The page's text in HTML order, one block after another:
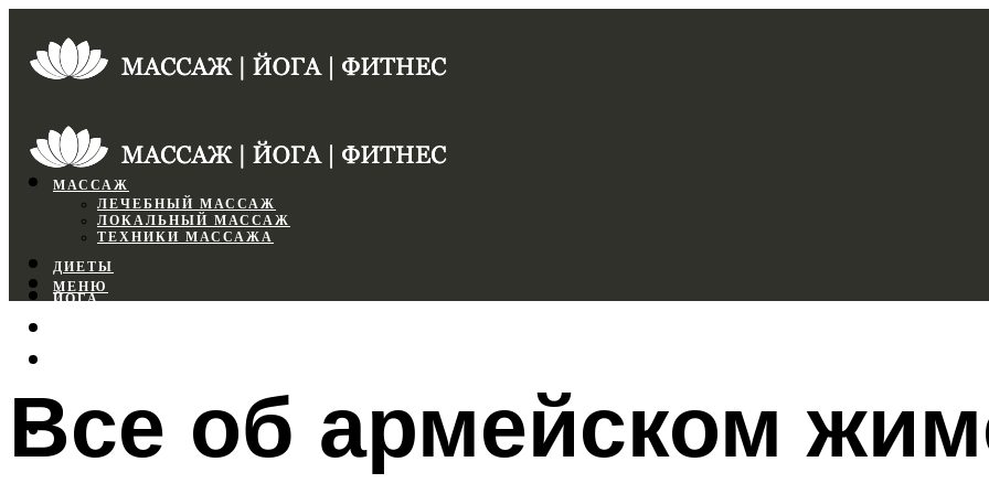
МАССАЖ
ЛЕЧЕБНЫЙ МАССАЖ
ЛОКАЛЬНЫЙ МАССАЖ
ТЕХНИКИ МАССАЖА
ДИЕТЫ
ЙОГА
МЕНЮ
МЕНЮ
Все об армейском